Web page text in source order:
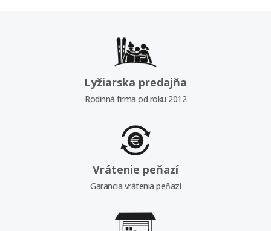
Lyžiarska predajňa
Rodinná firma od roku 2012
Vrátenie peňazí
Garancia vrátenia peňazí